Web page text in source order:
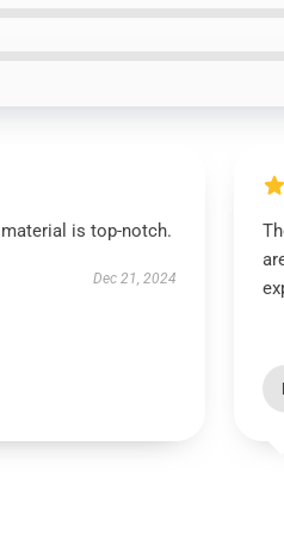
is top-notch.
Dec 21, 2024